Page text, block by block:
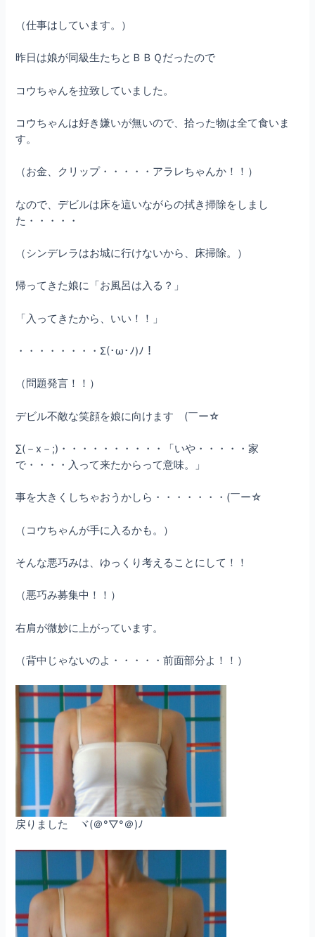
（仕事はしています。）
昨日は娘が同級生たちとＢＢＱだったので
コウちゃんを拉致していました。
コウちゃんは好き嫌いが無いので、拾った物は全て食いま
す。
（お金、クリップ・・・・・アラレちゃんか！！）
なので、デビルは床を這いながらの拭き掃除をしまし
た・・・・・
（シンデレラはお城に行けないから、床掃除。）
帰ってきた娘に「お風呂は入る？」
「入ってきたから、いい！！」
・・・・・・・・Σ(･ω･ﾉ)ﾉ！
（問題発言！！）
デビル不敵な笑顔を娘に向けます (￣ー☆
∑(－x－;)・・・・・・・・・・「いや・・・・・家
で・・・・入って来たからって意味。」
事を大きくしちゃおうかしら・・・・・・・(￣ー☆
（コウちゃんが手に入るかも。）
そんな悪巧みは、ゆっくり考えることにして！！
（悪巧み募集中！！）
右肩が微妙に上がっています。
（背中じゃないのよ・・・・・前面部分よ！！）
戻りました ヾ(＠°▽°＠)ﾉ